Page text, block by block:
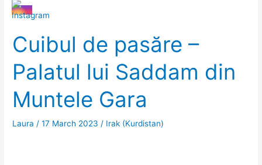
Cuibul de pasăre –
Palatul lui Saddam din
Muntele Gara
Laura /17 March 2023 / Irak (Kurdistan)